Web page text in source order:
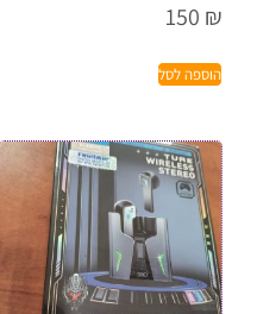
150 ₪
הוספה לסל